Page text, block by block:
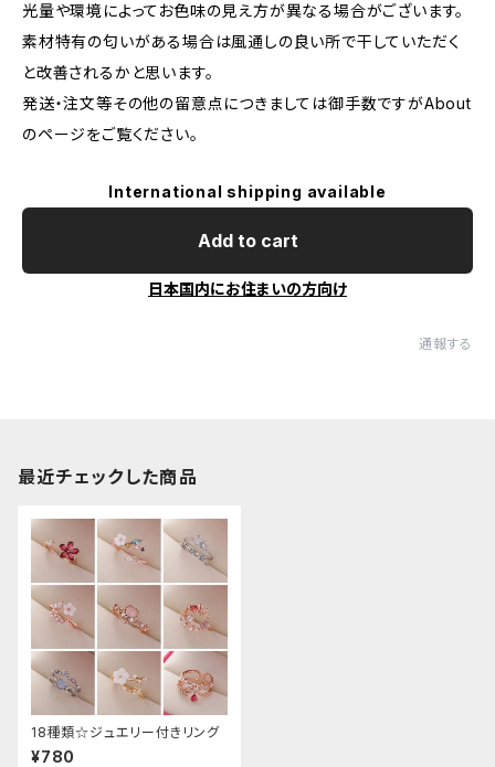
光量や環境によってお色味の見え方が異なる場合がございます。
素材特有の匂いがある場合は風通しの良い所で干していただく
と改善されるかと思います。
発送・注文等その他の留意点につきましては御手数ですがAbout
のページをご覧ください。
International shipping available
Add to cart
日本国内にお住まいの方向け
通報する
最近チェックした商品
18種類☆ジュエリー付きリング
¥780